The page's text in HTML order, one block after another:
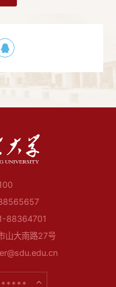
88364701
山大南路27号